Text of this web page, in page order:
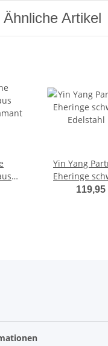
Ähnliche Artikel
Yin Yang
Eheringe
Edelstahl
119,95